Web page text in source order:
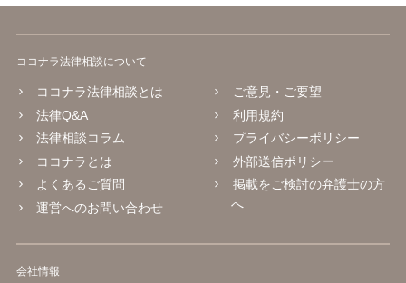
ココナラ法律相談について
ココナラ法律相談とは
法律Q&A
法律相談コラム
ココナラとは
よくあるご質問
運営へのお問い合わせ
ご意見・ご要望
利用規約
プライバシーポリシー
外部送信ポリシー
掲載をご検討の弁護士の方
へ
会社情報